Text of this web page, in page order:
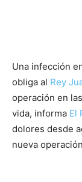
Una infección
obliga al Rey
operación en
vida, informa El
dolores desde
nueva